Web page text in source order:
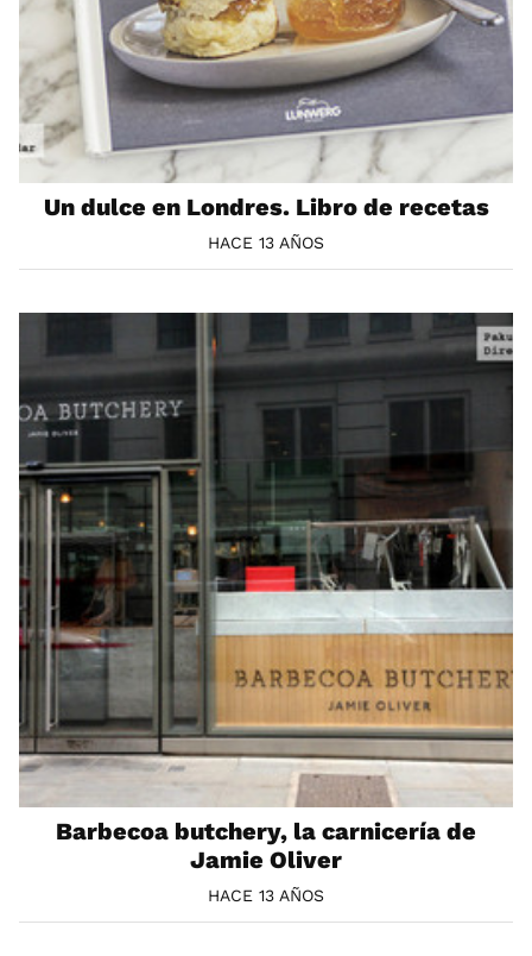
Un dulce en Londres. Libro de recetas
HACE 13 AÑOS
Barbecoa butchery, la carnicería de
Jamie Oliver
HACE 13 AÑOS